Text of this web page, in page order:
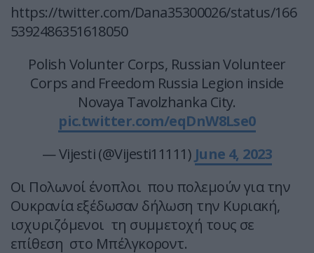
https://twitter.com/Dana35300026/status/166
5392486351618050
Polish Volunter Corps, Russian Volunteer
Corps and Freedom Russia Legion inside
Novaya Tavolzhanka City.
pic.twitter.com/eqDnW8Lse0
— Vijesti (@Vijesti11111) June 4, 2023
Οι Πολωνοί ένοπλοι που πολεμούν για την
Ουκρανία εξέδωσαν δήλωση την Κυριακή,
ισχυριζόμενοι τη συμμετοχή τους σε
επίθεση στο Μπέλγκοροντ.